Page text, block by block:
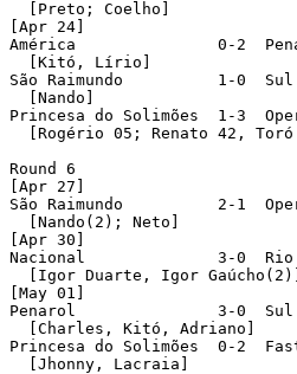
  [Preto; Coelho]
[Apr 24]
América               0-2
  [Kitó, Lírio]
São Raimundo          1-0  Sul
  [Nando]
Princesa do Solimões  1-3
[Rogério 05; Renato 42, Toró
Round 6
[Apr 27]
São Raimundo          2-1
  [Nando(2); Neto]
[Apr 30]
Nacional              3-0  Rio
  [Igor Duarte, Igor Gaúcho(2)]
[May 01]
Penarol               3-0  Sul
  [Charles, Kitó, Adriano]
Princesa do Solimões  0-2
  [Jhonny, Lacraia]